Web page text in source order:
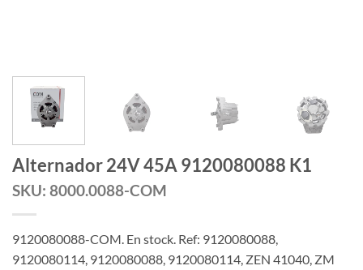
Alternador 24V 45A 9120080088 K1
SKU: 8000.0088-COM
9120080088-COM. En stock. Ref: 9120080088,
9120080114, 9120080088, 9120080114, ZEN 41040, ZM